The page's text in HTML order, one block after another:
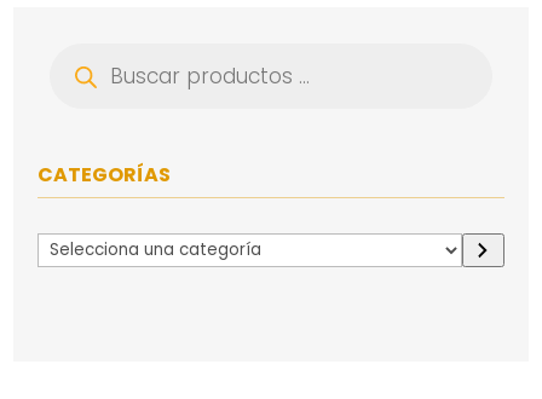
productos
CATEGORÍAS
Selecciona
una